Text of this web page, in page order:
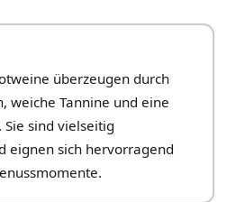
überzeugen durch
weiche Tannine und eine
sind vielseitig
eignen sich hervorragend